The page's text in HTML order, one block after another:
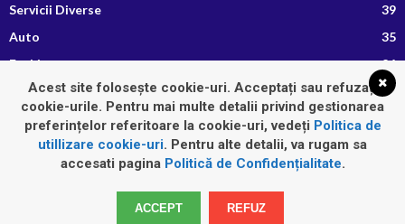
Servicii Diverse
39
Auto
35
Fashion
26
Afaceri si Finante
13
Retete Culinare
Diverse Fashion Imobiliare
Servicii Diverse
Acest site folosește cookie-uri. Acceptați sau refuzați
cookie-urile. Pentru mai multe detalii privind gestionarea
preferințelor referitoare la cookie-uri, vedeți Politica de
utillizare cookie-uri. Pentru alte detalii, va rugam sa
accesati pagina Politică de Confidențialitate.
ACCEPT REFUZ